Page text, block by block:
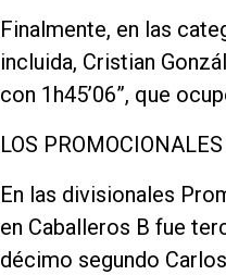
Finalmente, en las
incluida, Cristian
con 1h45’06”, que
LOS PROMOCIONALES
En las divisionales
en Caballeros B fue
décimo segundo